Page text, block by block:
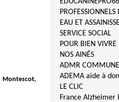
Montescot,
PROFESSIONNELS
EAU ET
SERVICE SOCIAL
POUR BIEN VIVRE
NOS AINÉS
ADMR
ADEMA aide à
LE CLIC
France Alzheimer